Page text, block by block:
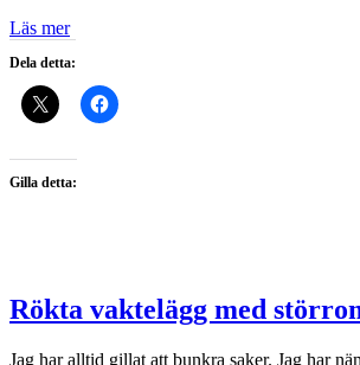
Läs mer
Dela detta:
Gilla detta:
Rökta vaktelägg med
Jag har alltid gillat att bunkra saker. Jag har